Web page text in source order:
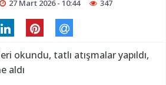
27 Mart 2026 - 10:44 347
okundu, tatlı atışmalar yapıldı,
aldı